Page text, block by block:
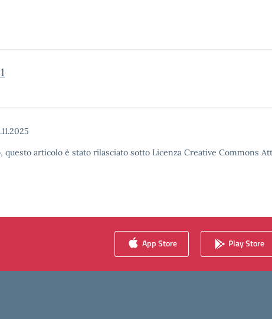
questo articolo è stato rilasciato sotto Licenza Creative Commons
App Store Play Store